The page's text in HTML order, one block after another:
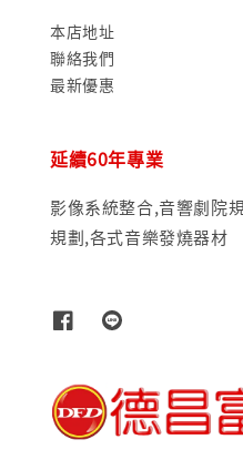
本店地址
聯絡我們
最新優惠
延續60年專業
影像系統整合,音響劇院
規劃,各式音樂發燒器材